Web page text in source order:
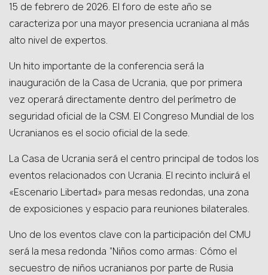
15 de febrero de 2026. El foro de este año se
caracteriza por una mayor presencia ucraniana al más
alto nivel de expertos.
Un hito importante de la conferencia será la
inauguración de la Casa de Ucrania, que por primera
vez operará directamente dentro del perímetro de
seguridad oficial de la CSM. El Congreso Mundial de los
Ucranianos es el socio oficial de la sede.
La Casa de Ucrania será el centro principal de todos los
eventos relacionados con Ucrania. El recinto incluirá el
«Escenario Libertad» para mesas redondas, una zona
de exposiciones y espacio para reuniones bilaterales.
Uno de los eventos clave con la participación del CMU
será la mesa redonda “Niños como armas: Cómo el
secuestro de niños ucranianos por parte de Rusia